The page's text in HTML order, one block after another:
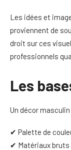
Les idées et
proviennent de
droit sur ces
professionnels
Les
Un décor
✔ Palette de
✔ Matériaux bruts